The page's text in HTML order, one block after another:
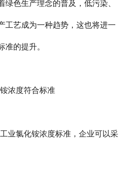
绿色生产理念的普及，低污染、
工艺成为一种趋势，这也将进一
准的提升。
浓度符合标准
业氯化铵浓度标准，企业可以采